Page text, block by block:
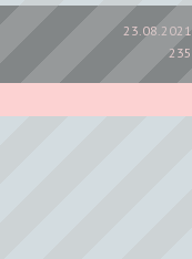
23.08.2021
235